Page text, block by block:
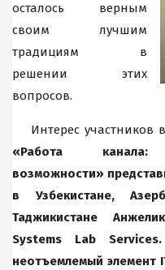
осталось верным
своим лучшим
традициям в
решении этих
вопросов.
Интерес участников
«Работа
возможности»
в Узбекистане,
Таджикистане
Systems Lab
неотъемлемый элемент